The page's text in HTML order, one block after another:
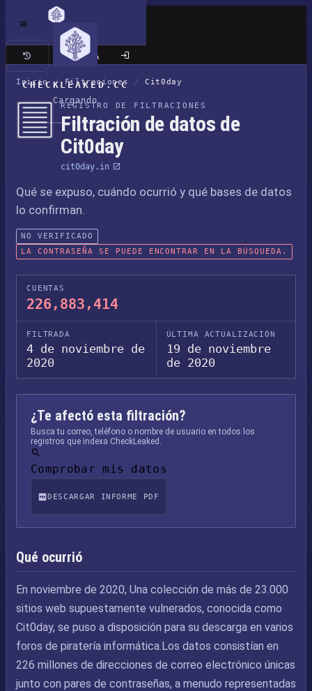
CHECKLEAKED.CC
Cargando
Sitio clásico
Inicio / Filtraciones / Cit0day
REGISTRO DE FILTRACIONES
Filtración de datos de
Cit0day
cit0day.in
Qué se expuso, cuándo ocurrió y qué bases de datos
lo confirman.
NO VERIFICADO
LA CONTRASEÑA SE PUEDE ENCONTRAR EN LA BÚSQUEDA.
CUENTAS
226,883,414
FILTRADA
4 de noviembre de
2020
ÚLTIMA ACTUALIZACIÓN
19 de noviembre
de 2020
¿Te afectó esta filtración?
Busca tu correo, teléfono o nombre de usuario en todos los
registros que indexa CheckLeaked.
Comprobar mis datos
DESCARGAR INFORME PDF
Qué ocurrió
En noviembre de 2020, Una colección de más de 23.000
sitios web supuestamente vulnerados, conocida como
Cit0day, se puso a disposición para su descarga en varios
foros de piratería informática.Los datos consistían en
226 millones de direcciones de correo electrónico únicas
junto con pares de contraseñas, a menudo representadas